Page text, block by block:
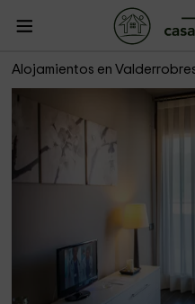
Alojamientos en
Suite Lagaya - Lagaya